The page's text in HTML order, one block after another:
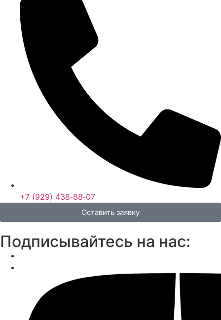
+7 (929) 438‑88‑07
Оставить заявку
Подписывайтесь на нас: